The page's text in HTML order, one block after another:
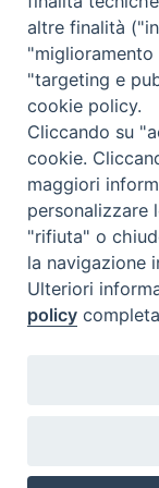
Contatti
altre finalità
"miglioramento
"targeting e
cookie policy.
Cliccando su
cookie.
maggiori
personalizzare
"rifiuta" o
la navigazione
Ulteriori
policy